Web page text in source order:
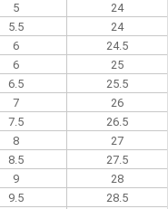
5
24
5.5
24
6
24.5
6
25
6.5
25.5
7
26
7.5
26.5
8
27
8.5
27.5
9
28
9.5
28.5